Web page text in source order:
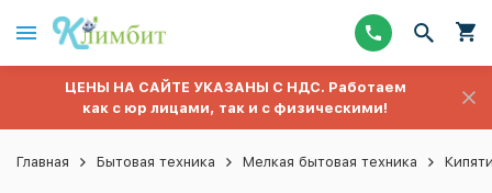
ЦЕНЫ НА САЙТЕ УКАЗАНЫ С НДС. Работаем
как с юр лицами, так и с физическими!
Главная Бытовая техника Мелкая бытовая техника